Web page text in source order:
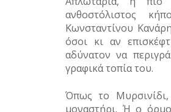
ανθοστόλιστος
Κωνσταντίνου
όσοι κι αν
αδύνατον να
γραφικά τοπία του.
Όπως το
μοναστήρι. Ή ο